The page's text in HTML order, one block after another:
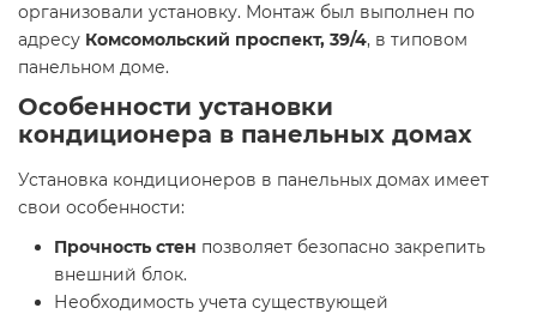
организовали установку. Монтаж был выполнен по
адресу Комсомольский проспект, 39/4, в типовом
панельном доме.
Особенности установки
кондиционера в панельных домах
Установка кондиционеров в панельных домах имеет
свои особенности:
Прочность стен позволяет безопасно закрепить
внешний блок.
Необходимость учета существующей